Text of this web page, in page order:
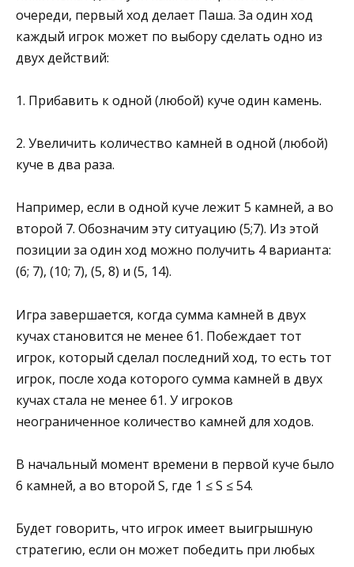
очереди, первый ход делает Паша. За один ход
каждый игрок может по выбору сделать одно из
двух действий:
1. Прибавить к одной (любой) куче один камень.
2. Увеличить количество камней в одной (любой)
куче в два раза.
Например, если в одной куче лежит 5 камней, а во
второй 7. Обозначим эту ситуацию (5;7). Из этой
позиции за один ход можно получить 4 варианта:
(6; 7), (10; 7), (5, 8) и (5, 14).
Игра завершается, когда сумма камней в двух
кучах становится не менее 61. Побеждает тот
игрок, который сделал последний ход, то есть тот
игрок, после хода которого сумма камней в двух
кучах стала не менее 61. У игроков
неограниченное количество камней для ходов.
В начальный момент времени в первой куче было
6 камней, а во второй S, где 1 ≤ S ≤ 54.
Будет говорить, что игрок имеет выигрышную
стратегию, если он может победить при любых